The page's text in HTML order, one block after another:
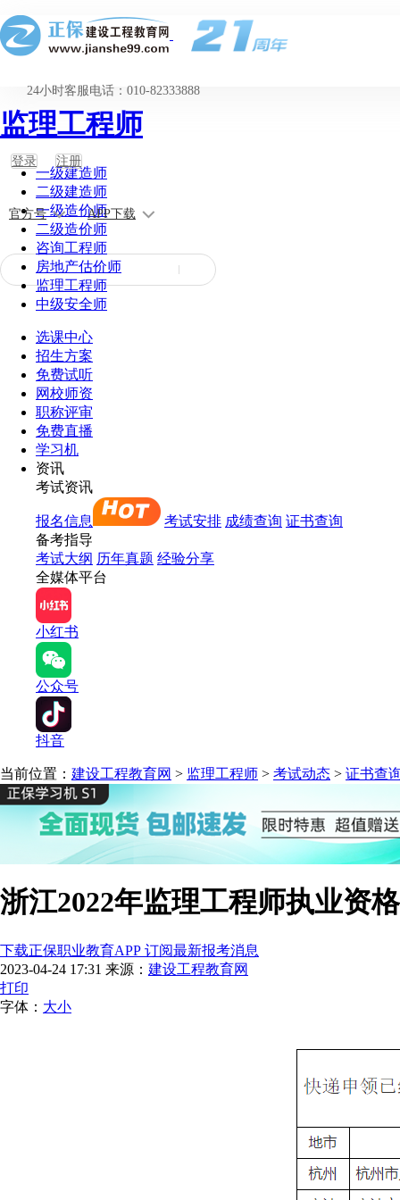
24小时客服电话：010-82333888
登录 注册
官方号 APP下载
监理工程师
一级建造师
二级建造师
一级造价师
二级造价师
咨询工程师
房地产估价师
监理工程师
中级安全师
选课中心
招生方案
免费试听
网校师资
职称评审
免费直播
学习机
资讯
考试资讯
报名信息 考试安排 成绩查询 证书查询
备考指导
考试大纲 历年真题 经验分享
全媒体平台
小红书
公众号
抖音
当前位置： 建设工程教育网 > 监理工程师 > 考试动态 > 证书查
浙江2022年监理工程师执业资
下载正保职业教育APP 订阅最新报考消息
2023-04-24 17:31 来源： 建设工程教育网
打印
字体： 大小